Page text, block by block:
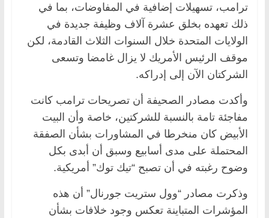
ترامب، تسهيلات إضافية في المفاوضات، بما في
ذلك تعهده بخلق عشرة آلاف وظيفة جديدة في
الولايات المتحدة خلال السنوات الثلاث القادمة، لكن
موقف الرئيس الأمريك لا يزال غامضا وتسعى
الشركتان الآن إلى إدراكه.
وأكدت مصادر الصحيفة أن تصريحات ترامب كانت
مفاجئة تامة بالنسبة للشركتين، خاصة وأن البيت
الأبيض كان منخرطا في المشاورات بشأن الصفقة
المحتملة على مدى أسابيع وسبق أن أبدى بكل
وضوح رغبته في أن تصبح “تيك توك” أمريكية.
وذكرت مصادر “وول ستريت جورنال” أن هذه
المؤشرات المتباينة تعكس وجود خلافات بشأن